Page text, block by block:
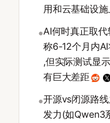
用和云基础设
•AI何时真正取
称6-12个月内
,但实际测试显
有巨大差距
•开源vs闭源路
发力(如Qwen3